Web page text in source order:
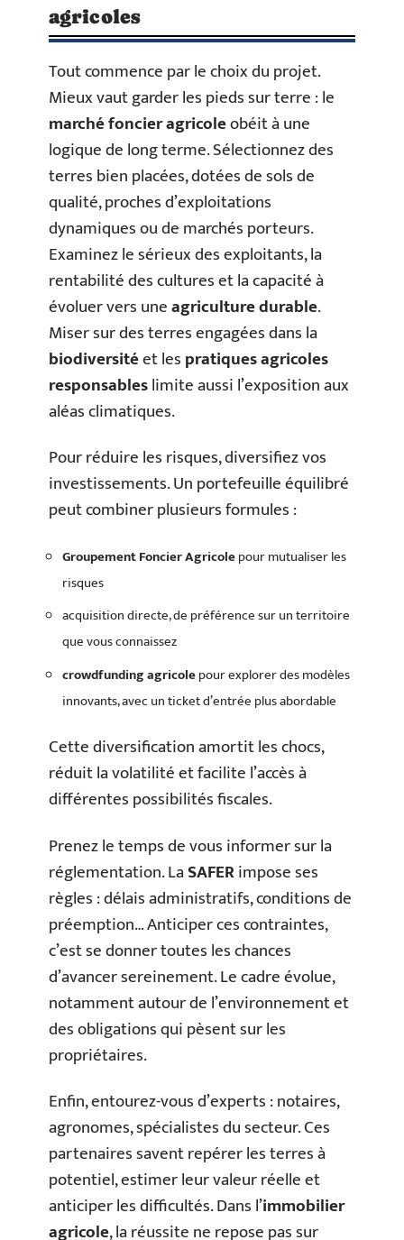
agricoles
Tout commence par le choix du projet.
Mieux vaut garder les pieds sur terre : le
marché foncier agricoleobéit à une
logique de long terme. Sélectionnez des
terres bien placées, dotées de sols de
qualité, proches d’exploitations
dynamiques ou de marchés porteurs.
Examinez le sérieux des exploitants, la
rentabilité des cultures et la capacité à
évoluer vers uneagriculture durable.
Miser sur des terres engagées dans la
biodiversitéet lespratiques agricoles
responsableslimite aussi l’exposition aux
aléas climatiques.
Pour réduire les risques, diversifiez vos
investissements. Un portefeuille équilibré
peut combiner plusieurs formules :
Groupement Foncier Agricolepour mutualiser les
risques
acquisition directe, de préférence sur un territoire
que vous connaissez
crowdfunding agricolepour explorer des modèles
innovants, avec un ticket d’entrée plus abordable
Cette diversification amortit les chocs,
réduit la volatilité et facilite l’accès à
différentes possibilités fiscales.
Prenez le temps de vous informer sur la
réglementation. LaSAFERimpose ses
règles : délais administratifs, conditions de
préemption… Anticiper ces contraintes,
c’est se donner toutes les chances
d’avancer sereinement. Le cadre évolue,
notamment autour de l’environnement et
des obligations qui pèsent sur les
propriétaires.
Enfin, entourez-vous d’experts : notaires,
agronomes, spécialistes du secteur. Ces
partenaires savent repérer les terres à
potentiel, estimer leur valeur réelle et
anticiper les difficultés. Dans l’immobilier
agricole, la réussite ne repose pas sur